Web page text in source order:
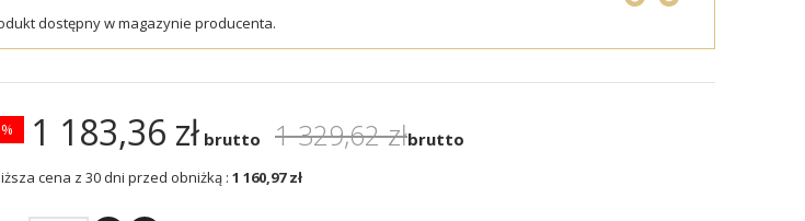
dostępny w magazynie producenta.
1 183,36 zł brutto 1 329,62 złbrutto
cena z 30 dni przed obniżką : 1 160,97 zł